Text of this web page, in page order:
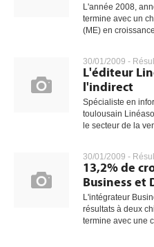
L'année 2008,
termine avec un
(ME) en
30/01/2009 -
L'éditeur
l'indirect
Spécialiste en
toulousain
le secteur de la
30/01/2009 -
13,2% de
Business et
L'intégrateur
résultats à deux
termine avec une